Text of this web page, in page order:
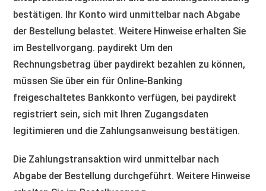
bestätigen. Ihr Konto wird unmittelbar nach Abgabe
der Bestellung belastet. Weitere Hinweise erhalten Sie
im Bestellvorgang. paydirekt Um den
Rechnungsbetrag über paydirekt bezahlen zu können,
müssen Sie über ein für Online-Banking
freigeschaltetes Bankkonto verfügen, bei paydirekt
registriert sein, sich mit Ihren Zugangsdaten
legitimieren und die Zahlungsanweisung bestätigen.
Die Zahlungstransaktion wird unmittelbar nach
Abgabe der Bestellung durchgeführt. Weitere Hinweise